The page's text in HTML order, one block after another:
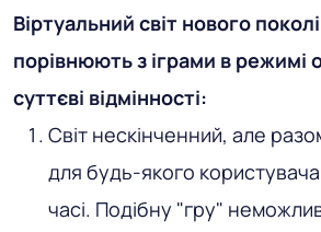
Віртуальний світ нового
порівнюють з іграми в режимі
суттєві відмінності:
Світ нескінченний, але
для будь-якого
часі. Подібну "гру"